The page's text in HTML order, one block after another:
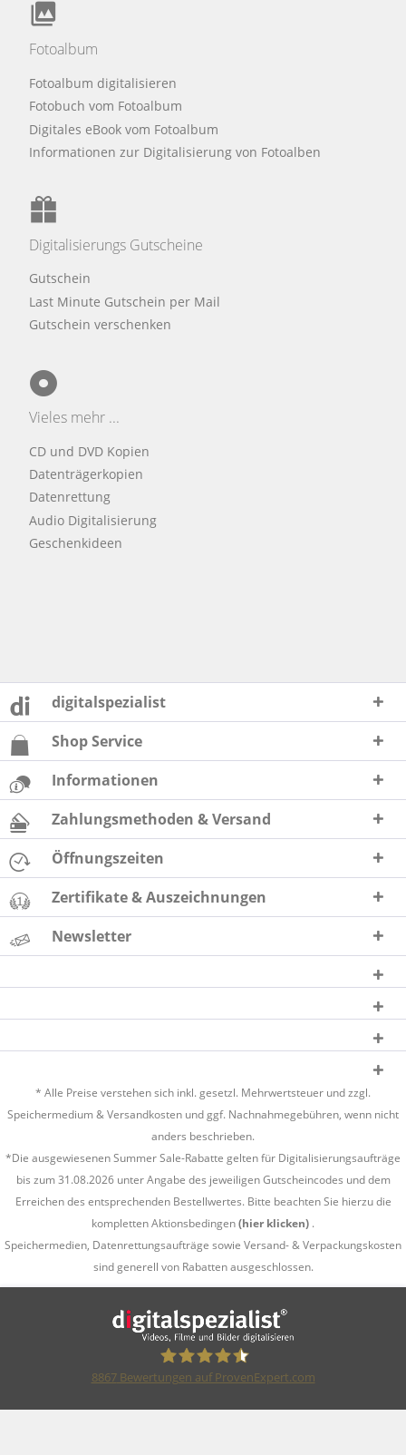
Fotoalbum
Fotoalbum digitalisieren
Fotobuch vom Fotoalbum
Digitales eBook vom Fotoalbum
Informationen zur Digitalisierung von Fotoalben
Digitalisierungs Gutscheine
Gutschein
Last Minute Gutschein per Mail
Gutschein verschenken
Vieles mehr ...
CD und DVD Kopien
Datenträgerkopien
Datenrettung
Audio Digitalisierung
Geschenkideen
digitalspezialist
Shop Service
Informationen
Zahlungsmethoden & Versand
Öffnungszeiten
Zertifikate & Auszeichnungen
Newsletter
* Alle Preise verstehen sich inkl. gesetzl. Mehrwertsteuer und zzgl.
Speichermedium &Versandkosten und ggf. Nachnahmegebühren, wenn nicht
anders beschrieben.
*Die ausgewiesenen Summer Sale-Rabatte gelten für Digitalisierungsaufträge
bis zum 31.08.2026 unter Angabe des jeweiligen Gutscheincodes und dem
Erreichen des entsprechenden Bestellwertes. Bitte beachten Sie hierzu die
kompletten Aktionsbedingen(hier klicken) .
Speichermedien, Datenrettungsaufträge sowie Versand- & Verpackungskosten
sind generell von Rabatten ausgeschlossen.
F&G Digitalspezialist GmbH
8867Bewertungen auf ProvenExpert.com